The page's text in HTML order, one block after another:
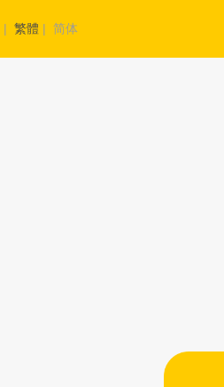
| 繁體 | 简体